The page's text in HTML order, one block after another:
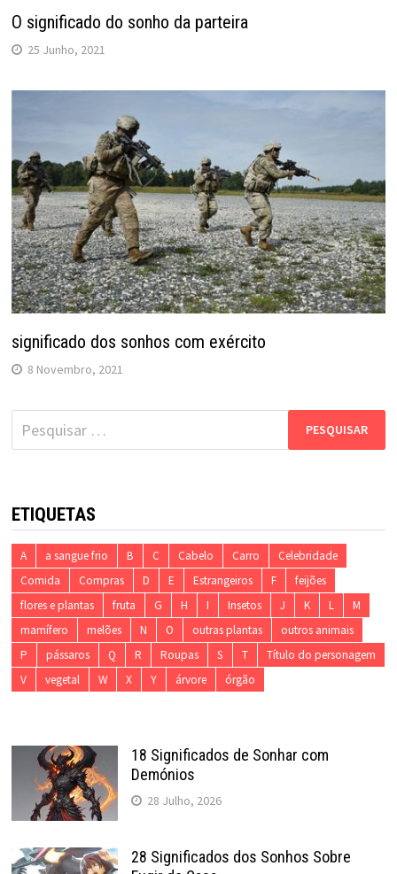
O significado do sonho da parteira
25 Junho, 2021
significado dos sonhos com exército
8 Novembro, 2021
Pesquisar
por:
ETIQUETAS
A a sangue frio B C Cabelo Carro
Celebridade
Comida
Compras D E Estrangeiros F
feijões
flores e plantas
fruta G H I Insetos J K L
M
mamífero
melões N O outras plantas
outros animais
P
pássaros Q R Roupas S T
Título do personagem
V
vegetal W X Y árvore órgão
18 Significados de Sonhar com
Demónios
28 Julho, 2026
28 Significados dos Sonhos Sobre